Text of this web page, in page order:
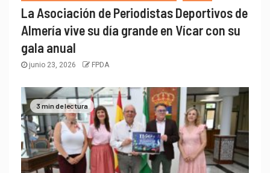
La Asociación de Periodistas Deportivos de
Almería vive su día grande en Vícar con su
gala anual
junio 23, 2026 FPDA
3 min de lectura